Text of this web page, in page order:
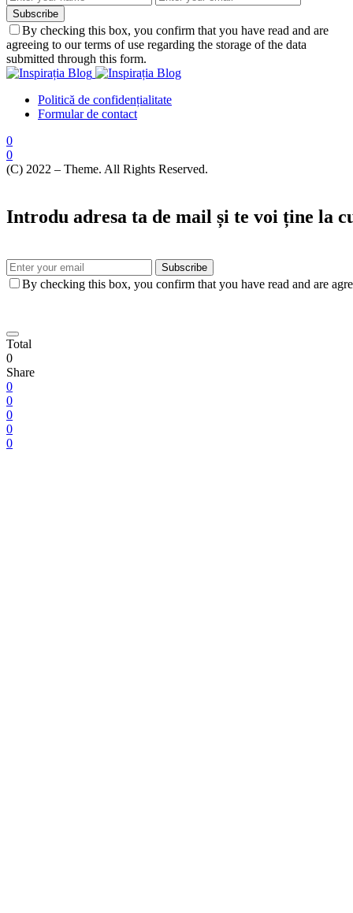
Subscribe
By checking this box, you confirm that you have read and are
agreeing to our terms of use regarding the storage of the data
submitted through this form.
Politică de confidențialitate
Formular de contact
0
0
(C) 2022 – Theme. All Rights Reserved.
Introdu adresa ta de mail și te voi ține la
Subscribe
By checking this box, you confirm that you have read and are
Total
0
Share
0
0
0
0
0